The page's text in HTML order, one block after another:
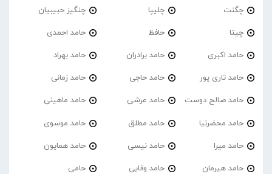
چگنت چلیپا چنگیز حبیبیان
چیتا حافظ حامد احمدی
حامد اکبری حامد برادران حامد بهراد
حامد تاری پور حامد حاجی حامد زمانی
حامد صالح دوست حامد عرشی حامد ماهینی
حامد محضرنیا حامد مطلق حامد موسوی
حامد میرا حامد نیسی حامد همایون
حامد هیرمان حامد وفایی حامی